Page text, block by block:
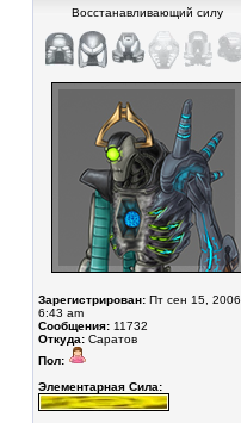
Восстанавливающий силу
Зарегистрирован: Пт сен 15, 2006
6:43 am
Сообщения: 11732
Откуда: Саратов
Пол:
Элементарная Сила: